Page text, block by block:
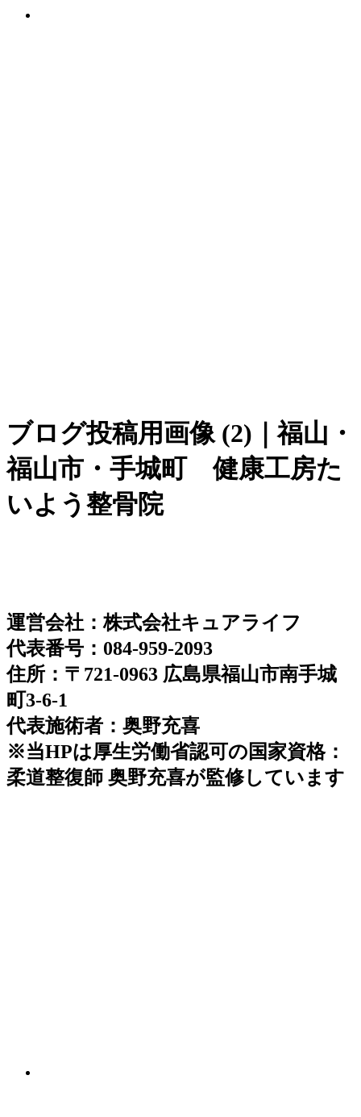
ブログ投稿用画像 (2)｜福山・
福山市・手城町 健康工房た
いよう整骨院
運営会社：株式会社キュアライフ
代表番号：084-959-2093
住所：〒721-0963 広島県福山市南手城
町3-6-1
代表施術者：奥野充喜
※当HPは厚生労働省認可の国家資格：
柔道整復師 奥野充喜が監修しています